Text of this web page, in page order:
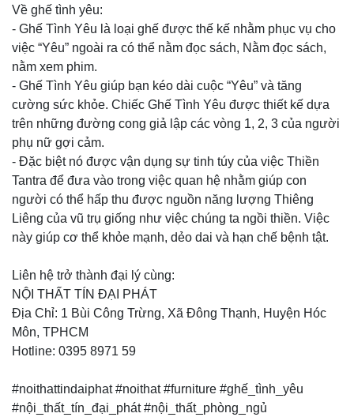
Về ghế tình yêu:
- Ghế Tình Yêu là loại ghế được thế kế nhằm phục vụ cho
việc “Yêu” ngoài ra có thể nằm đọc sách, Nằm đọc sách,
nằm xem phim.
- Ghế Tình Yêu giúp bạn kéo dài cuộc “Yêu” và tăng
cường sức khỏe. Chiếc Ghế Tình Yêu được thiết kế dựa
trên những đường cong giả lập các vòng 1, 2, 3 của người
phụ nữ gợi cảm.
- Đặc biệt nó được vận dụng sự tinh túy của việc Thiền
Tantra để đưa vào trong việc quan hệ nhằm giúp con
người có thể hấp thu được nguồn năng lượng Thiêng
Liêng của vũ trụ giống như việc chúng ta ngồi thiền. Việc
này giúp cơ thể khỏe mạnh, dẻo dai và hạn chế bệnh tật.
Liên hệ trở thành đại lý cùng:
NỘI THẤT TÍN ĐẠI PHÁT
Địa Chỉ: 1 Bùi Công Trừng, Xã Đông Thạnh, Huyện Hóc
Môn, TPHCM
Hotline: 0395 8971 59
#noithattindaiphat #noithat #furniture #ghế_tình_yêu
#nội_thất_tín_đại_phát #nội_thất_phòng_ngủ